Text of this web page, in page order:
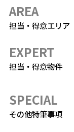
AREA
担当・得意エリア
EXPERT
担当・得意物件
SPECIAL
その他特筆事項